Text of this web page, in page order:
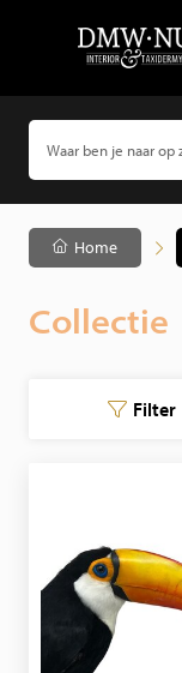
Home
Collectie
Filter